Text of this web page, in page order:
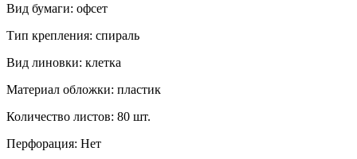
Вид бумаги: офсeт
Тип крепления: спираль
Вид линовки: клетка
Материал обложки: пластик
Количество листов: 80 шт.
Перфорация: Нет